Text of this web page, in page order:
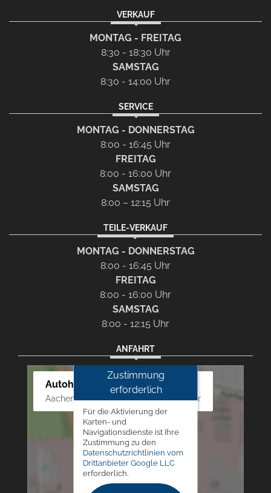
VERKAUF
MONTAG - FREITAG
8:30 - 18:30 Uhr
SAMSTAG
8:30 - 14:00 Uhr
SERVICE
MONTAG - DONNERSTAG
8:00 - 16:45 Uhr
FREITAG
8:00 - 16:00 Uhr
SAMSTAG
8:00 – 12:15 Uhr
TEILE-VERKAUF
MONTAG - DONNERSTAG
8:00 - 16:45 Uhr
FREITAG
8:00 - 16:00 Uhr
SAMSTAG
8:00 - 12:15 Uhr
ANFAHRT
Autohaus Westphal
Aachener Str. 84 - 88, 52249 Eschweiler
Zustimmung
erforderlich
Für die Aktivierung der
Karten- und
Navigationsdienste ist Ihre
Zustimmung zu den
Datenschutzrichtlinien vom
Drittanbieter Google LLC
erforderlich.